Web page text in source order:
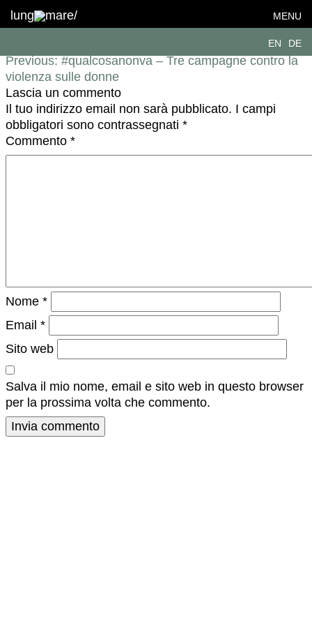
lung mare/ MENU
EN DE
LM-coop_ELF_02
Previous: #qualcosanonva – Tre campagne contro la
violenza sulle donne
Lascia un commento
Il tuo indirizzo email non sarà pubblicato. I campi
obbligatori sono contrassegnati *
Commento *
Nome *
Email *
Sito web
Salva il mio nome, email e sito web in questo browser
per la prossima volta che commento.